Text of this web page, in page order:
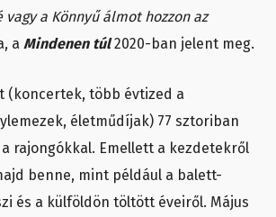
a Könnyű álmot hozzon az
a Mindenen túl2020-ban jelent meg.
(koncertek, több évtized a
életműdíjak) 77 sztoriban
rajongókkal. Emellett a kezdetekről
benne, mint például a balett-
és a külföldön töltött éveiről. Május